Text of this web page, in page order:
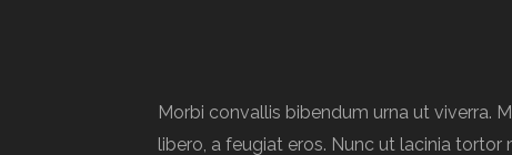
Morbi convallis bibendum urna ut viverra.
libero, a feugiat eros. Nunc ut lacinia tortor